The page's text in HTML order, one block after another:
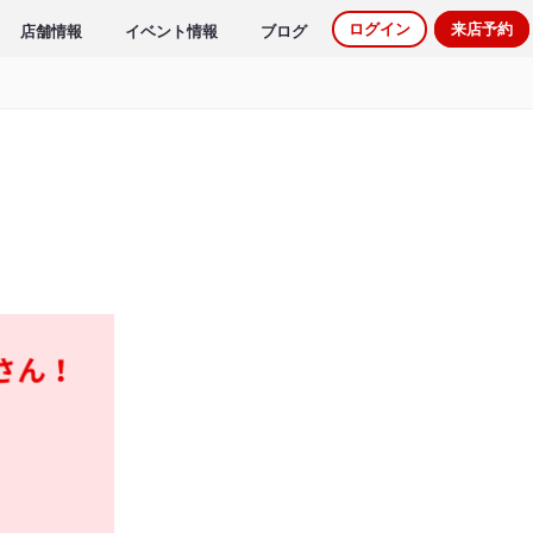
店舗情報 イベント情報 ブログ ログイン 来店予約